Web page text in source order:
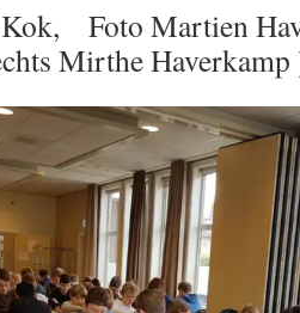
Foto Martien
Mirthe